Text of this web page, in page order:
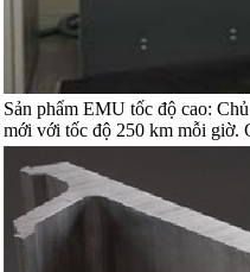
Sản phẩm EMU tốc độ cao:
mới với tốc độ 250 km mỗi giờ.